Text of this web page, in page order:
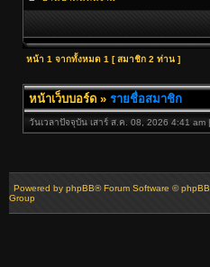
หน้า 1 จากทั้งหมด 1 [ สมาชิก 2 ท่าน ]
หน้าเว็บบอร์ด » รายชื่อสมาชิก
วันเวลาปัจจุบัน เสาร์ ส.ค. 08, 2026 4:41 am
Powered by phpBB® Forum Software © phpBB
Group